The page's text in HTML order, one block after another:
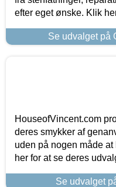
efter eget ønske. Klik
Se udvalget på
HouseofVincent.com
deres smykker af
uden på nogen måde
her for at se deres
Se udvalget